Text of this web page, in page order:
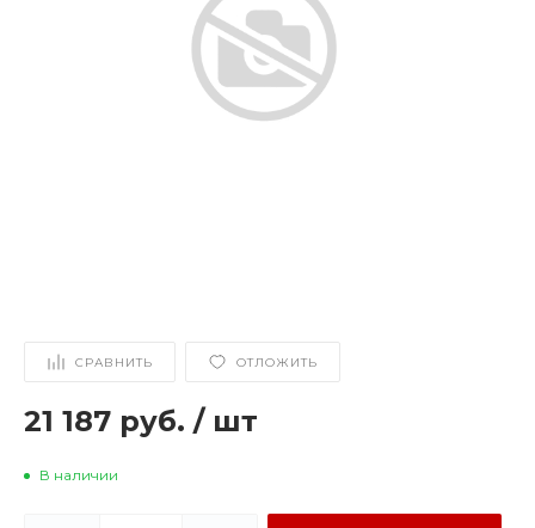
СРАВНИТЬ ОТЛОЖИТЬ
21 187 руб. / шт
В наличии